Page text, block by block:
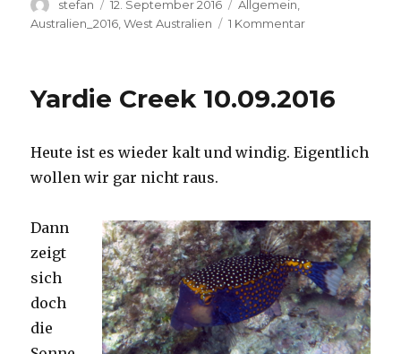
Autor
stefan
Veröffentlicht
am
12. September 2016 Kategorien
Allgemein
Australien_2016 ,West Australien 1 Kommentarzu
Yardie Creek 10.09.2016
Heute ist es wieder kalt und windig. Eigentlich
wollen wir gar nicht raus.
Dann
zeigt
sich
doch
die